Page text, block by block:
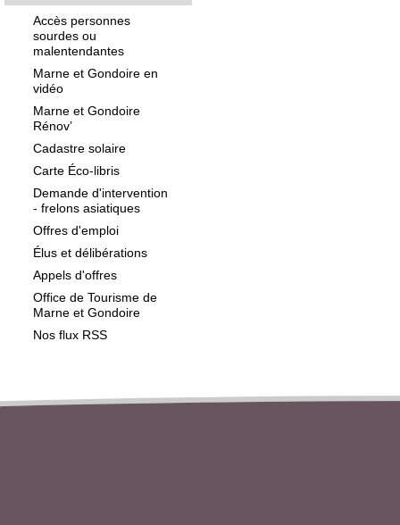
Accès personnes
sourdes ou
malentendantes
Marne et Gondoire en
vidéo
Marne et Gondoire
Rénov’
Cadastre solaire
Carte Éco-libris
Demande d'intervention
- frelons asiatiques
Offres d'emploi
Élus et délibérations
Appels d'offres
Office de Tourisme de
Marne et Gondoire
Nos flux RSS